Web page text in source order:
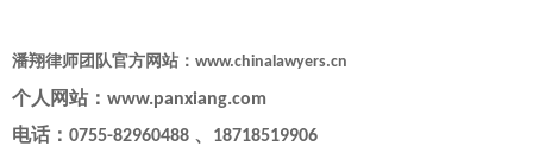
潘翔律师团队官方网站： www.chinalawyers.cn
个人网站： www.panxiang.com
电话： 0755-82960488 、 18718519906